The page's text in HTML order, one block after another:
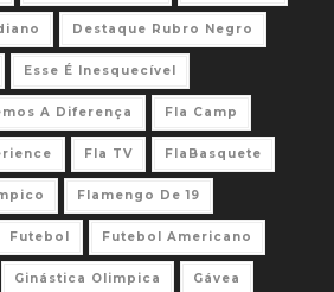
Destaque Rubro Negro
Esse É Inesquecível
A Diferença Fla Camp
Fla TV FlaBasquete
Flamengo De 19
Futebol Futebol Americano
Ginástica Olimpica Gávea